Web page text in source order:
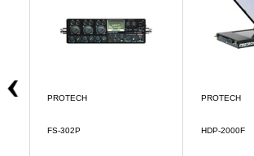
PROTECH
FS-302P
PROTECH
HDP-2000F